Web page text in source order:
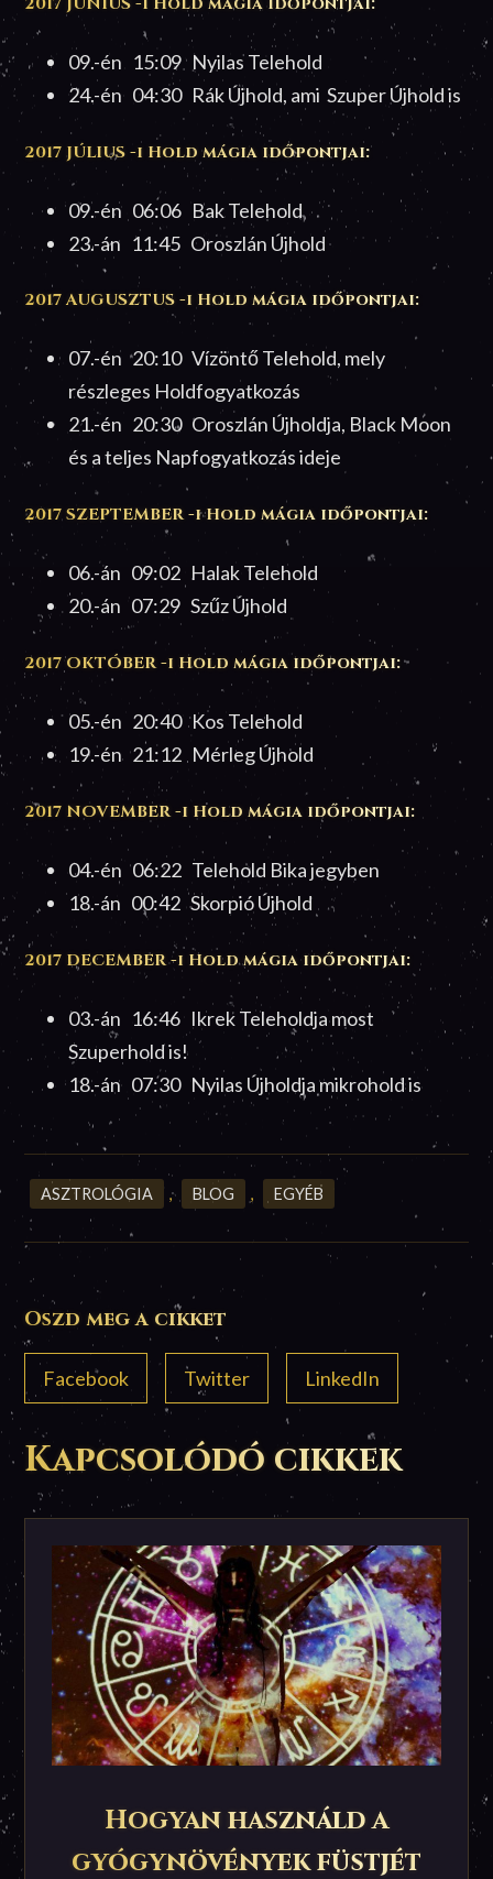
09.-én 15:09 Nyilas Telehold
24.-én 04:30 Rák Újhold, ami Szuper Újhold is
2017 JÚLIUS -i Hold mágia időpontjai:
09.-én 06:06 Bak Telehold
23.-án 11:45 Oroszlán Újhold
2017 AUGUSZTUS -i Hold mágia időpontjai:
07.-én 20:10 Vízöntő Telehold, mely
részleges Holdfogyatkozás
21.-én 20:30 Oroszlán Újholdja, Black Moon
és a teljes Napfogyatkozás ideje
2017 SZEPTEMBER -i Hold mágia időpontjai:
06.-án 09:02 Halak Telehold
20.-án 07:29 Szűz Újhold
2017 OKTÓBER -i Hold mágia időpontjai:
05.-én 20:40 Kos Telehold
19.-én 21:12 Mérleg Újhold
2017 NOVEMBER -i Hold mágia időpontjai:
04.-én 06:22 Telehold Bika jegyben
18.-án 00:42 Skorpió Újhold
2017 DECEMBER -i Hold mágia időpontjai:
03.-án 16:46 Ikrek Teleholdja most
Szuperhold is!
18.-án 07:30 Nyilas Újholdja mikrohold is
ASZTROLÓGIA , BLOG , EGYÉB
Oszd meg a cikket
Facebook Twitter LinkedIn
Kapcsolódó cikkek
Hogyan használd a
gyógynövények füstjét